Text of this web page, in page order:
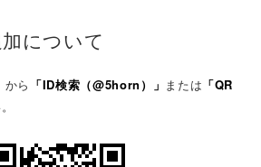
について
から 「ID検索（@5horn）」 または 「QR